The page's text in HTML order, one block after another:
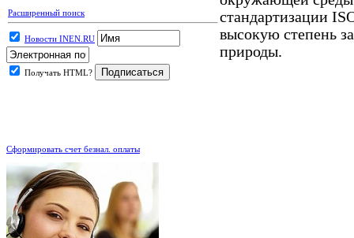
Расширенный поиск
Новости INEN.RU
Получать HTML?
Сформировать счет безнал. оплаты
стандартизации
высокую степень
природы.